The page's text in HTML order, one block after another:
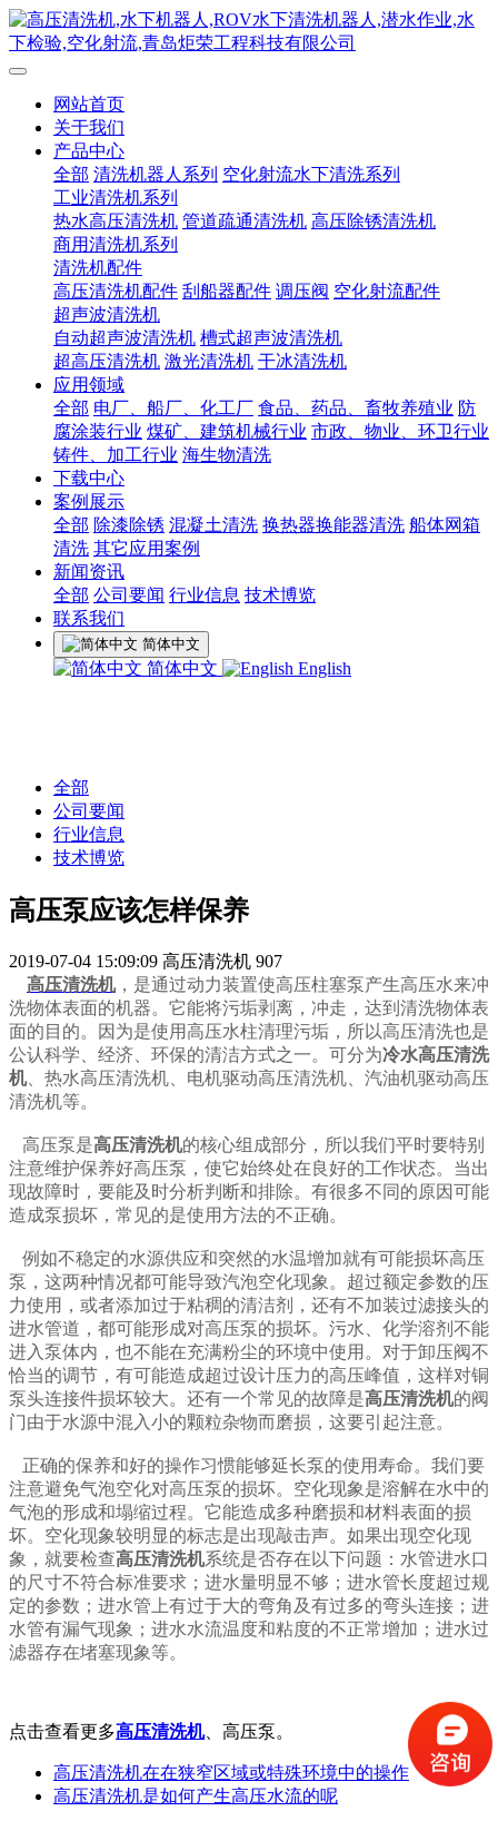
网站首页
关于我们
产品中心
全部 清洗机器人系列 空化射流水下清洗系列
工业清洗机系列
热水高压清洗机 管道疏通清洗机 高压除锈清洗机
商用清洗机系列
清洗机配件
高压清洗机配件 刮船器配件 调压阀 空化射流配件
超声波清洗机
自动超声波清洗机 槽式超声波清洗机
超高压清洗机 激光清洗机 干冰清洗机
应用领域
全部 电厂、船厂、化工厂 食品、药品、畜牧养殖业 防
腐涂装行业 煤矿、建筑机械行业 市政、物业、环卫行业
铸件、加工行业 海生物清洗
下载中心
案例展示
全部 除漆除锈 混凝土清洗 换热器换能器清洗 船体网箱
清洗 其它应用案例
新闻资讯
全部 公司要闻 行业信息 技术博览
联系我们
简体中文
简体中文 English
全部
公司要闻
行业信息
技术博览
高压泵应该怎样保养
2019-07-04 15:09:09 高压清洗机 907
高压清洗机，是通过动力装置使高压柱塞泵产生高压水来冲
洗物体表面的机器。它能将污垢剥离，冲走，达到清洗物体表
面的目的。因为是使用高压水柱清理污垢，所以高压清洗也是
公认科学、经济、环保的清洁方式之一。可分为冷水高压清洗
机、热水高压清洗机、电机驱动高压清洗机、汽油机驱动高压
清洗机等。
高压泵是高压清洗机的核心组成部分，所以我们平时要特别
注意维护保养好高压泵，使它始终处在良好的工作状态。当出
现故障时，要能及时分析判断和排除。有很多不同的原因可能
造成泵损坏，常见的是使用方法的不正确。
例如不稳定的水源供应和突然的水温增加就有可能损坏高压
泵，这两种情况都可能导致汽泡空化现象。超过额定参数的压
力使用，或者添加过于粘稠的清洁剂，还有不加装过滤接头的
进水管道，都可能形成对高压泵的损坏。污水、化学溶剂不能
进入泵体内，也不能在充满粉尘的环境中使用。对于卸压阀不
恰当的调节，有可能造成超过设计压力的高压峰值，这样对铜
泵头连接件损坏较大。还有一个常见的故障是高压清洗机的阀
门由于水源中混入小的颗粒杂物而磨损，这要引起注意。
正确的保养和好的操作习惯能够延长泵的使用寿命。我们要
注意避免气泡空化对高压泵的损坏。空化现象是溶解在水中的
气泡的形成和塌缩过程。它能造成多种磨损和材料表面的损
坏。空化现象较明显的标志是出现敲击声。如果出现空化现
象，就要检查高压清洗机系统是否存在以下问题：水管进水口
的尺寸不符合标准要求；进水量明显不够；进水管长度超过规
定的参数；进水管上有过于大的弯角及有过多的弯头连接；进
水管有漏气现象；进水水流温度和粘度的不正常增加；进水过
滤器存在堵塞现象等。
点击查看更多高压清洗机、高压泵。
高压清洗机在在狭窄区域或特殊环境中的操作
高压清洗机是如何产生高压水流的呢